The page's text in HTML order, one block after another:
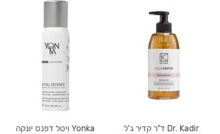
Yonka ויטל דפנס יונקה
Dr. Kadir ד"ר קדיר ג'ל